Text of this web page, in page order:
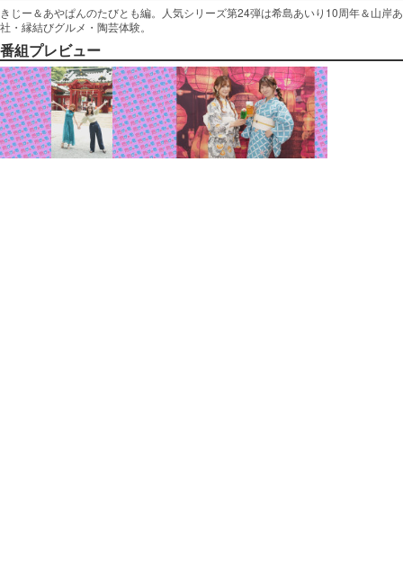
きじー＆あやぱんのたびとも編。人気シリーズ第24弾は希島あいり10周年＆山岸
社・縁結びグルメ・陶芸体験。
番組プレビュー